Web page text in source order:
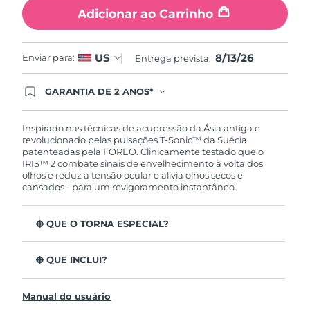
Adicionar ao Carrinho
Enviar para: US Entrega prevista: 8/13/26
GARANTIA DE 2 ANOS*
significa que se você tiver qualquer problema até
2 anos após a compra, a FOREO substituirá seu
produto gratuitamente.*exceto pelo Luna FOFO
e Luna Play plus cuja garantia é de 90 dias.
Inspirado nas técnicas de acupressão da Ásia antiga e
revolucionado pelas pulsações T-Sonic™ da Suécia
patenteadas pela FOREO. Clinicamente testado que o
IRIS™ 2 combate sinais de envelhecimento à volta dos
olhos e reduz a tensão ocular e alivia olhos secos e
cansados - para um revigoramento instantâneo.
O QUE O TORNA ESPECIAL?
olhos seguro e eficaz.
3,5x mais eficaz na redução de papos*
Reduz as olheiras em 70%* e os pés de galinha e as
O QUE INCLUI?
Cabo de carregamento USB
Manual do usuário
Tailândia Entrega prevista 8/16/26
Turquia Entrega prevista8/13/26
Emirados Árabes
Unidos
Estados Unidos Entrega prevista8/13/26
Uzbequistão Entrega prevista
Vietnã